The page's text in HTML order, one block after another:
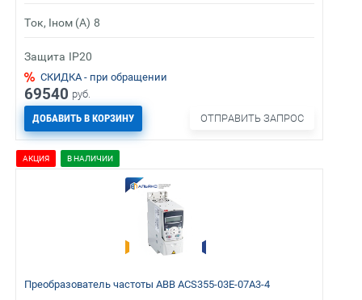
Ток, Iном (А) 8
Защита IP20
СКИДКА - при обращении
69540 руб.
ДОБАВИТЬ В КОРЗИНУ ОТПРАВИТЬ ЗАПРОС
АКЦИЯ В НАЛИЧИИ
Преобразователь частоты ABB ACS355-03E-07A3-4